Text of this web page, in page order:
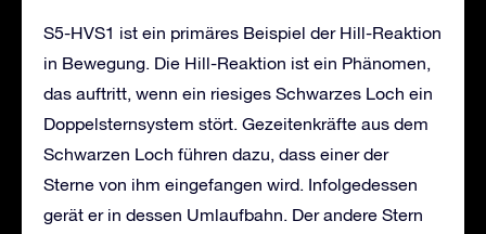
S5-HVS1 ist ein primäres Beispiel der Hill-Reaktion
in Bewegung. Die Hill-Reaktion ist ein Phänomen,
das auftritt, wenn ein riesiges Schwarzes Loch ein
Doppelsternsystem stört. Gezeitenkräfte aus dem
Schwarzen Loch führen dazu, dass einer der
Sterne von ihm eingefangen wird. Infolgedessen
gerät er in dessen Umlaufbahn. Der andere Stern